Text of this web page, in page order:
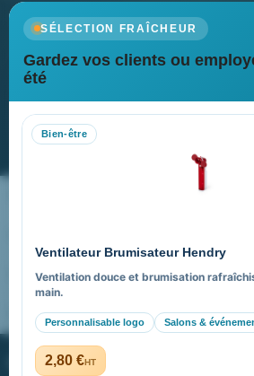
SÉLECTION FRAÎCHEUR
Gardez vos clients ou
été
Bien-être
Ventilateur Brumisateur Hendry
Ventilation douce et brumisation
main.
Personnalisable logo Salons &
2,80 €HT
Newsletter
Recevez nos dernières nouvelles
Nos expertises &
FAQ sur Promenoch Goodies Pub
Pourquoi ça a marché à 100% pour
PROMENOCH GOODIES